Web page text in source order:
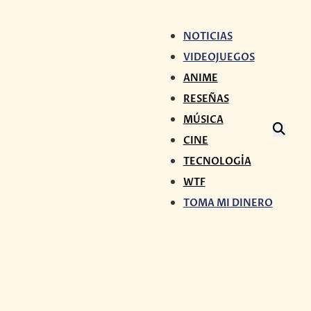
NOTICIAS
VIDEOJUEGOS
ANIME
RESEÑAS
MÚSICA
CINE
TECNOLOGÍA
WTF
TOMA MI DINERO